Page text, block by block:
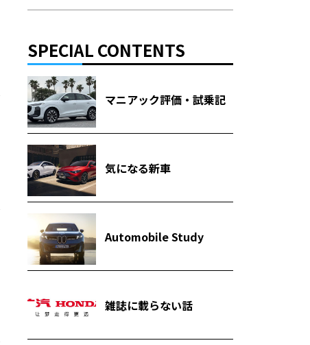
SPECIAL CONTENTS
マニアック評価・試乗記
気になる新車
Automobile Study
雑誌に載らない話